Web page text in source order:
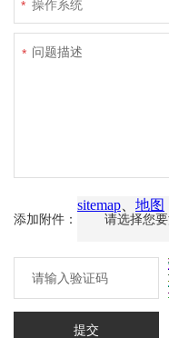
* 操作系统
*
添加附件： 请选择您
提交